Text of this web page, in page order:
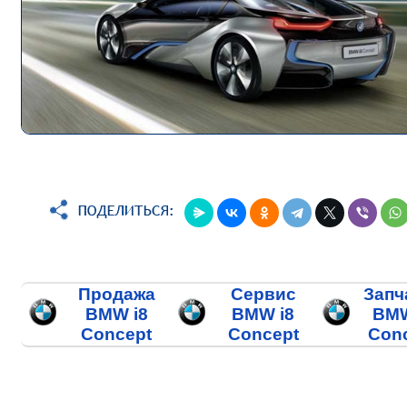
Продажа
BMW i8
Concept
Сервис
BMW i8
Concept